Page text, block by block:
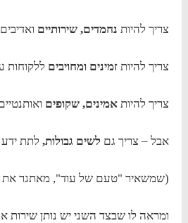
צריך להיות נחמדים, שירותיים
צריך להיותזמינים ומחויבים
צריך להיות אמינים, שקופים
אבל – צריך גם לשים גבולות, לתת
(שמשאיר "טעם של עוד", מאתגר את
ומראה לו שבצד השני יש נותן שירות